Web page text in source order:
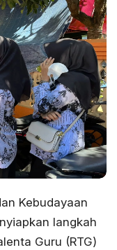
Kebudayaan
langkah
Guru (RTG)